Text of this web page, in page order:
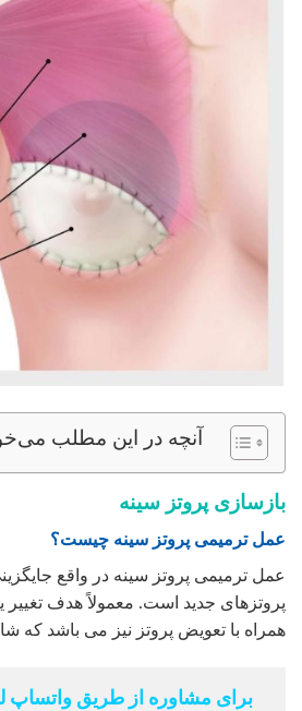
آنچه در این مطلب
بازسازی پروتز سینه
عمل ترمیمی پروتز سینه چیست؟
عمل ترمیمی پروتز سینه در واقع
پروتزهای جدید است. معمولاً هدف تغییر
همراه با تعویض پروتز نیز می باشد که
برای مشاوره از طریق واتساپ